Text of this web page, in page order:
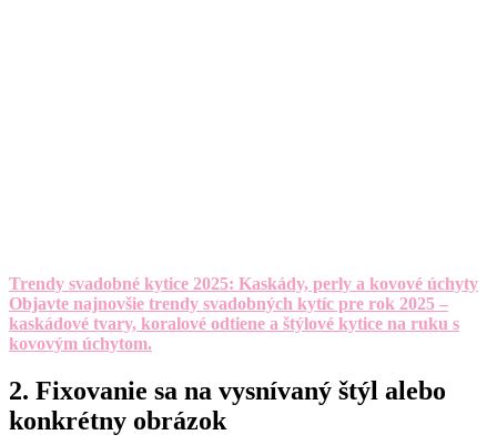
Trendy svadobné kytice 2025: Kaskády, perly a kovové úchyty
Objavte najnovšie trendy svadobných kytíc pre rok 2025 –
kaskádové tvary, koralové odtiene a štýlové kytice na ruku s
kovovým úchytom.
2. Fixovanie sa na vysnívaný štýl alebo
konkrétny obrázok